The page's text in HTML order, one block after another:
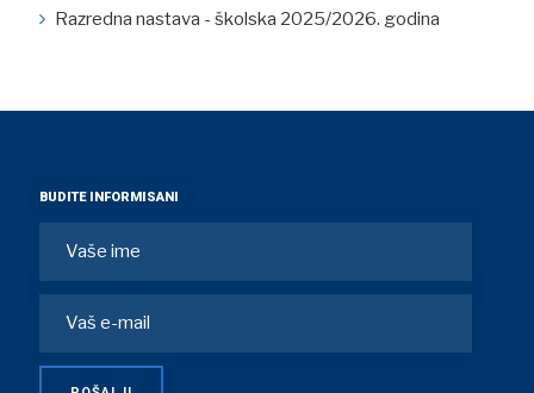
Razredna nastava - školska 2025/2026. godina
BUDITE INFORMISANI